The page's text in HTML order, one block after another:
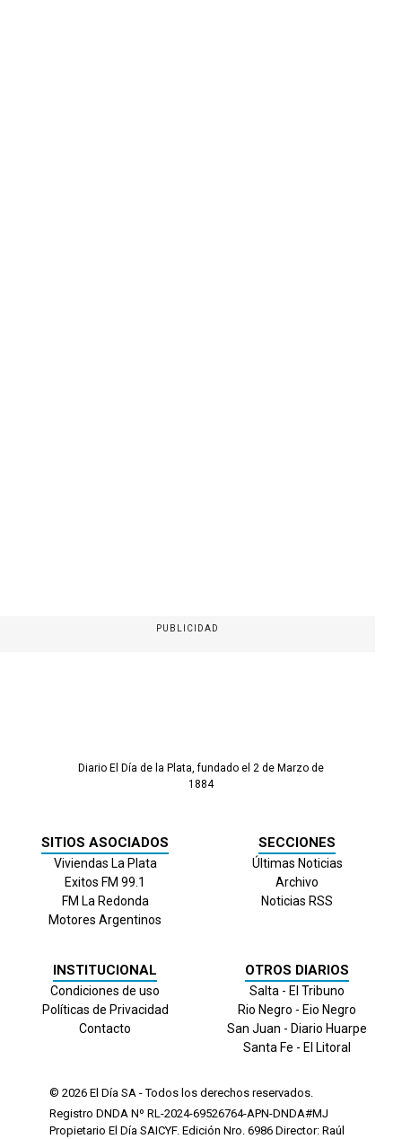
PUBLICIDAD
Diario El Día de la Plata, fundado el 2 de Marzo de
1884
SITIOS ASOCIADOS
Viviendas La Plata
Exitos FM 99.1
FM La Redonda
Motores Argentinos
SECCIONES
Últimas Noticias
Archivo
Noticias RSS
INSTITUCIONAL
Condiciones de uso
Políticas de Privacidad
Contacto
OTROS DIARIOS
Salta - El Tribuno
Rio Negro - Eio Negro
San Juan - Diario Huarpe
Santa Fe - El Litoral
© 2026 El Día SA - Todos los derechos reservados.
Registro DNDA Nº RL-2024-69526764-APN-DNDA#MJ
Propietario El Día SAICYF. Edición Nro. 6986 Director: Raúl